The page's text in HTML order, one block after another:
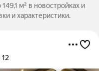
м² в новостройках и
и характеристики.
12